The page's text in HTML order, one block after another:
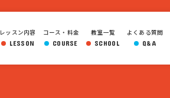
レッスン内容
LESSON
コース・料金
COURSE
教室一覧
SCHOOL
よくある質問
Q&A